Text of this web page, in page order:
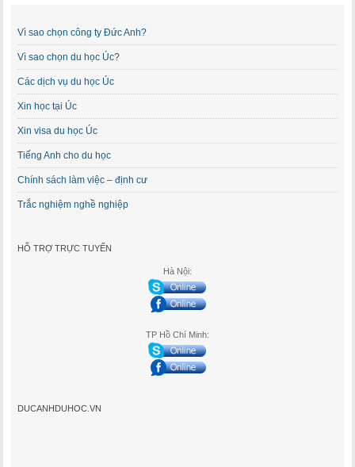
Vì sao chọn công ty Đức Anh?
Vì sao chọn du học Úc?
Các dịch vụ du học Úc
Xin học tại Úc
Xin visa du học Úc
Tiếng Anh cho du học
Chính sách làm việc – định cư
Trắc nghiệm nghề nghiệp
HỖ TRỢ TRỰC TUYẾN
Hà Nội:
TP Hồ Chí Minh:
DUCANHDUHOC.VN